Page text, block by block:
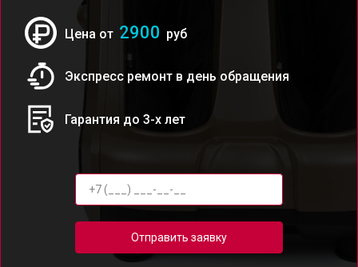
Цена от 2900 руб
Экспресс ремонт в день обращения
Гарантия до 3-х лет
Отправить заявку